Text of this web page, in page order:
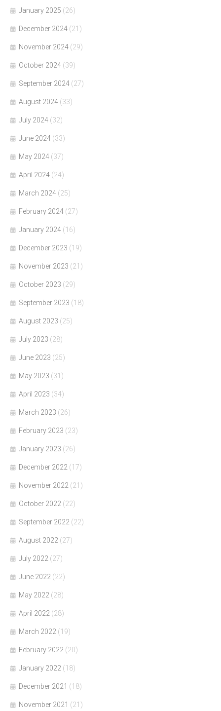
January 2025 (26)
December 2024 (21)
November 2024 (29)
October 2024 (39)
September 2024 (27)
August 2024 (33)
July 2024 (32)
June 2024 (33)
May 2024 (37)
April 2024 (24)
March 2024 (25)
February 2024 (27)
January 2024 (16)
December 2023 (19)
November 2023 (21)
October 2023 (29)
September 2023 (18)
August 2023 (25)
July 2023 (28)
June 2023 (25)
May 2023 (31)
April 2023 (34)
March 2023 (26)
February 2023 (23)
January 2023 (26)
December 2022 (17)
November 2022 (21)
October 2022 (22)
September 2022 (22)
August 2022 (27)
July 2022 (27)
June 2022 (22)
May 2022 (28)
April 2022 (28)
March 2022 (19)
February 2022 (20)
January 2022 (18)
December 2021 (18)
November 2021 (21)